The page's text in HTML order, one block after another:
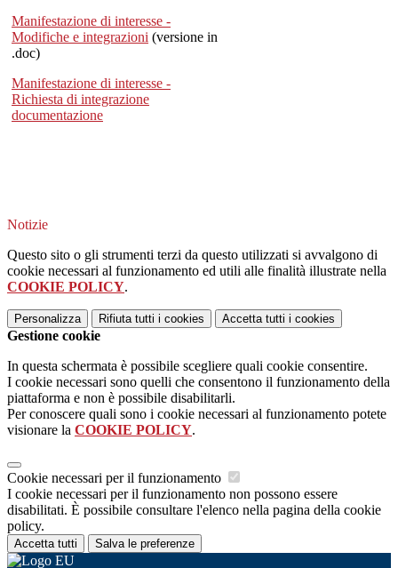
Manifestazione di interesse -
Modifiche e integrazioni (versione in
.doc)
Manifestazione di interesse -
Richiesta di integrazione
documentazione
Notizie
Questo sito o gli strumenti terzi da questo utilizzati si avvalgono di
cookie necessari al funzionamento ed utili alle finalità illustrate nella
COOKIE POLICY.
Personalizza Rifiuta tutti i cookies Accetta tutti i cookies
Gestione cookie
In questa schermata è possibile scegliere quali cookie consentire.
I cookie necessari sono quelli che consentono il funzionamento della
piattaforma e non è possibile disabilitarli.
Per conoscere quali sono i cookie necessari al funzionamento potete
visionare la COOKIE POLICY.
Cookie necessari per il funzionamento
I cookie necessari per il funzionamento non possono essere
disabilitati. È possibile consultare l'elenco nella pagina della cookie
policy.
Accetta tutti Salva le preferenze